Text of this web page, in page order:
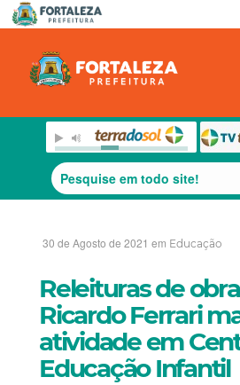
30 de Agosto de 2021 em Educação
Releituras de
Ricardo Ferrari
atividade em
Educação Infantil